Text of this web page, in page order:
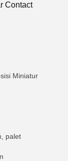
Contact
Miniatur
palet